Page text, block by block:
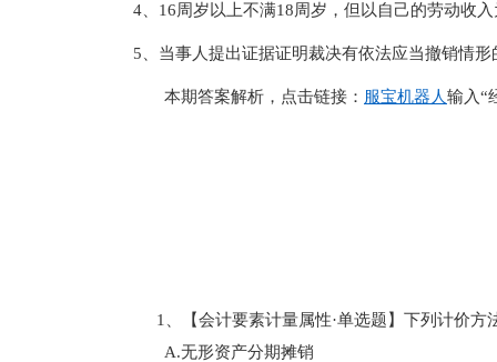
4、16周岁以上不满18周岁，但以自己的劳动收
5、当事人提出证据证明裁决有依法应当撤销情
本期答案解析，点击链接： 服宝机器人输入“
1、【会计要素计量属性·单选题】下列计
A.无形资产分期摊销